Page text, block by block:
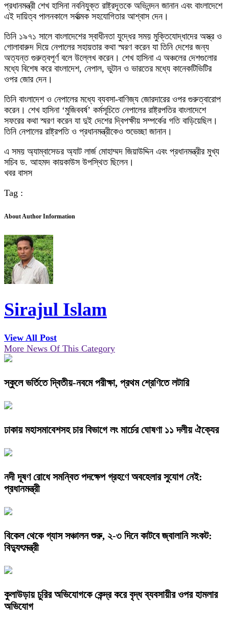
প্রধানমন্ত্রী শেখ হাসিনা নবনিযুক্ত রাষ্ট্রদূতকে অভিনন্দন জানান এবং বাংলাদেশে
এই দায়িত্ব পালনকালে সর্বাত্মক সহযোগিতার আশ্বাস দেন।
তিনি ১৯৭১ সালে বাংলাদেশের স্বাধীনতা যুদ্ধের সময় মুক্তিযোদ্ধাদের অস্ত্র ও
গোলাবারুদ দিয়ে নেপালের সহায়তার কথা স্মরণ করেন যা তিনি দেশের জন্য
অত্যন্ত গুরুত্বপূর্ণ বলে উল্লেখ করেন। শেখ হাসিনা এ অঞ্চলের দেশগুলোর
মধ্যে বিশেষ করে বাংলাদেশ, নেপাল, ভুটান ও ভারতের মধ্যে কানেকটিভিটির
ওপর জোর দেন।
তিনি বাংলাদেশ ও নেপালের মধ্যে ব্যবসা-বাণিজ্য জোরদারের ওপর গুরুত্বারোপ
করেন। শেখ হাসিনা ‘মুজিববর্ষ’ কর্মসূচিতে নেপালের রাষ্ট্রপতির বাংলাদেশে
সফরের কথা স্মরণ করেন যা দুই দেশের দ্বিপক্ষীয় সম্পর্কের গতি বাড়িয়েছিল।
তিনি নেপালের রাষ্ট্রপতি ও প্রধানমন্ত্রীকেও শুভেচ্ছা জানান।
এ সময় অ্যাম্বাসেডর অ্যাট লার্জ মোহাম্মদ জিয়াউদ্দিন এবং প্রধানমন্ত্রীর মুখ্য
সচিব ড. আহমদ কায়কাউস উপস্থিত ছিলেন।
খবর বাসস
Tag :
About Author Information
Sirajul Islam
View All Post
More News Of This Category
স্কুলে ভর্তিতে দ্বিতীয়-নবমে পরীক্ষা, প্রথম শ্রেণিতে লটারি
ঢাকায় মহাসমাবেশসহ চার বিভাগে লং মার্চের ঘোষণা ১১ দলীয় ঐক্যের
নদী দূষণ রোধে সমন্বিত পদক্ষেপ গ্রহণে অবহেলার সুযোগ নেই:
প্রধানমন্ত্রী
বিকেল থেকে গ্যাস সঞ্চালন শুরু, ২-৩ দিনে কাটবে জ্বালানি সংকট:
বিদ্যুৎমন্ত্রী
কুলাউড়ায় চুরির অভিযোগকে কেন্দ্র করে বৃদ্ধ ব্যবসায়ীর ওপর হামলার
অভিযোগ